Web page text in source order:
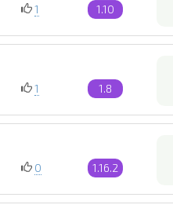
1 1.10
1 1.8
0 1.16.2